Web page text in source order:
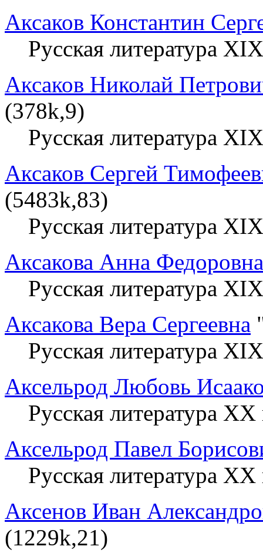
Аксаков Константин
Русская литература
Аксаков Николай
(378k,9)
Русская литература
Аксаков Сергей
(5483k,83)
Русская литература
Аксакова Анна Федоровна
Русская литература
Аксакова Вера Сергеевна
Русская литература
Аксельрод Любовь
Русская литература XX
Аксельрод Павел
Русская литература XX
Аксенов Иван
(1229k,21)